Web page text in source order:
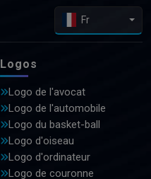
Fr
Logos
Logo de l'avocat
Logo de l'automobile
Logo du basket-ball
Logo d'oiseau
Logo d'ordinateur
Logo de couronne